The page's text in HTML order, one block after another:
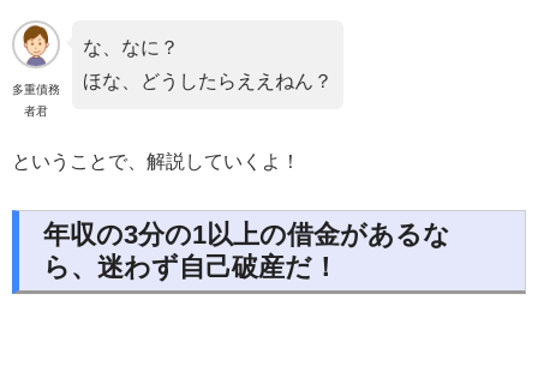
多重債務
者君
な、なに？
ほな、どうしたらええねん？
ということで、解説していくよ！
年収の3分の1以上の借金があるな
ら、迷わず自己破産だ！